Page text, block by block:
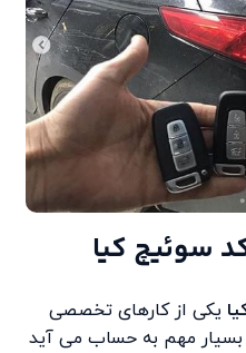
سوئیچ کیا
یکی از کارهای تخصصی
بسیار مهم به حساب می آید